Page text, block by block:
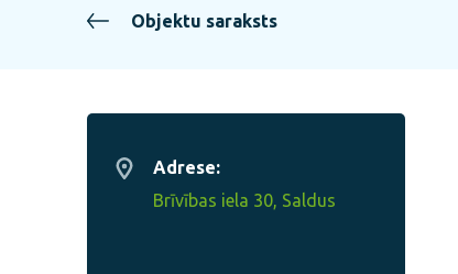
Objektu saraksts
Adrese:
Brīvības iela 30, Saldus